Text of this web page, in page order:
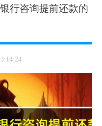
行咨询提前还款的